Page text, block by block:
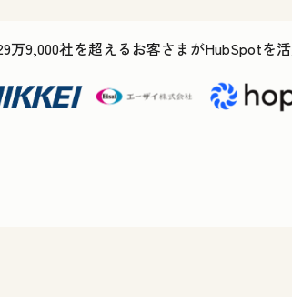
万9,000社を超えるお客さまがHubSpotを